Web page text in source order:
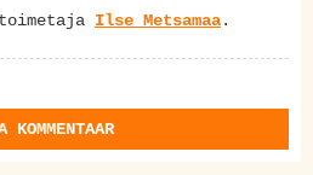
Ilse Metsamaa.
KOMMENTAAR